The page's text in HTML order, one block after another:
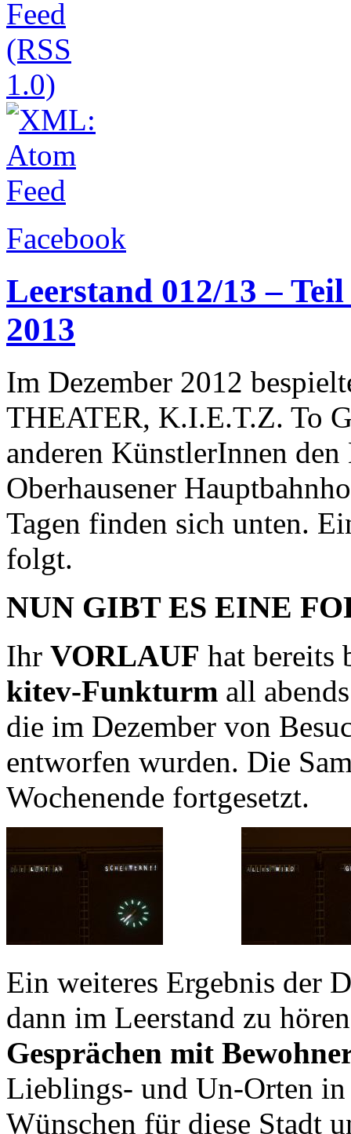
Facebook
Leerstand 012/13 –
2013
Im Dezember 2012
THEATER, K.I.E.T.Z. To
anderen KünstlerInnen
Oberhausener
Tagen finden sich unten.
folgt.
NUN GIBT ES EINE
Ihr VORLAUF hat bereits
kitev-Funkturm all
die im Dezember von
entworfen wurden. Die
Wochenende fortgesetzt.
Ein weiteres Ergebnis der
dann im Leerstand zu
Gesprächen mit
Lieblings- und Un-Orten in
Wünschen für diese Stadt